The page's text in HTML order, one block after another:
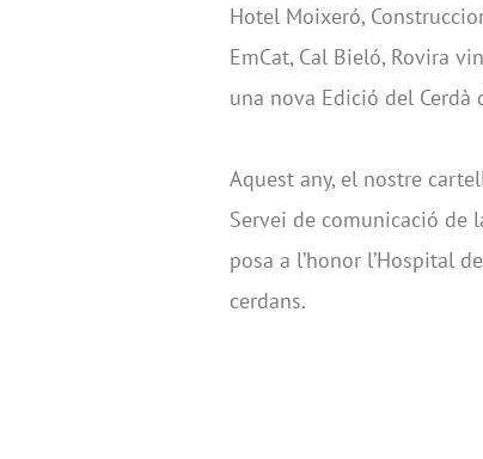
Hotel Moixeró,
EmCat, Cal Bieló, Rovira
una nova Edició del Cerdà
Aquest any, el nostre
Servei de comunicació de
posa a l’honor l’Hospital
cerdans.